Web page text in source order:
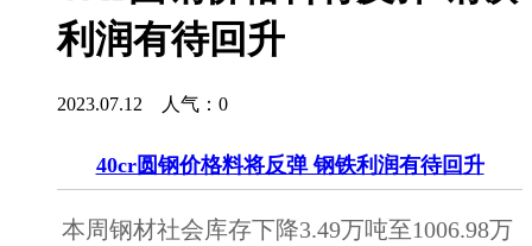
利润有待回升
2023.07.12 人气： 0
40cr圆钢价格料将反弹 钢铁利润有待回升
本周钢材社会库存下降3.49万吨至1006.98万